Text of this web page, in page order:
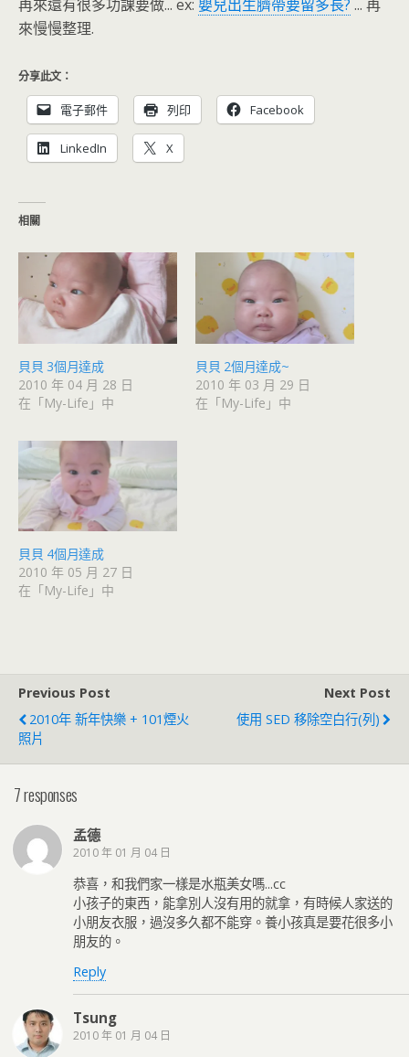
再來還有很多功課要做... ex: 嬰兒出生臍帶要留多長? ... 再
來慢慢整理.
分享此文：
電子郵件 列印 Facebook
LinkedIn X
相關
貝貝 3個月達成
2010 年 04 月 28 日
在「My-Life」中
貝貝 2個月達成~
2010 年 03 月 29 日
在「My-Life」中
貝貝 4個月達成
2010 年 05 月 27 日
在「My-Life」中
Previous Post
2010年 新年快樂 + 101煙火
照片
Next Post
使用 SED 移除空白行(列)
7 responses
孟德
2010 年 01 月 04 日
恭喜，和我們家一樣是水瓶美女嗎...cc
小孩子的東西，能拿別人沒有用的就拿，有時候人家送的
小朋友衣服，過沒多久都不能穿。養小孩真是要花很多小
朋友的。
Reply
Tsung
2010 年 01 月 04 日